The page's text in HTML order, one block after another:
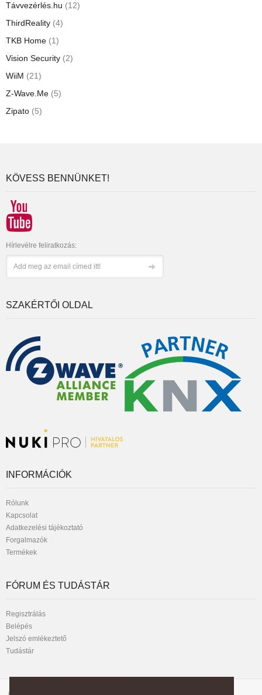
Távvezérlés.hu (12)
ThirdReality (4)
TKB Home (1)
Vision Security (2)
WiiM (21)
Z-Wave.Me (5)
Zipato (5)
KÖVESS BENNÜNKET!
Hírlevélre feliratkozás:
SZAKÉRTŐI OLDAL
INFORMÁCIÓK
Rólunk
Kapcsolat
Adatkezelési tájékoztató
Forgalmazók
Termékek
FÓRUM ÉS TUDÁSTÁR
Regisztrálás
Belépés
Jelszó emlékeztető
Tudástár